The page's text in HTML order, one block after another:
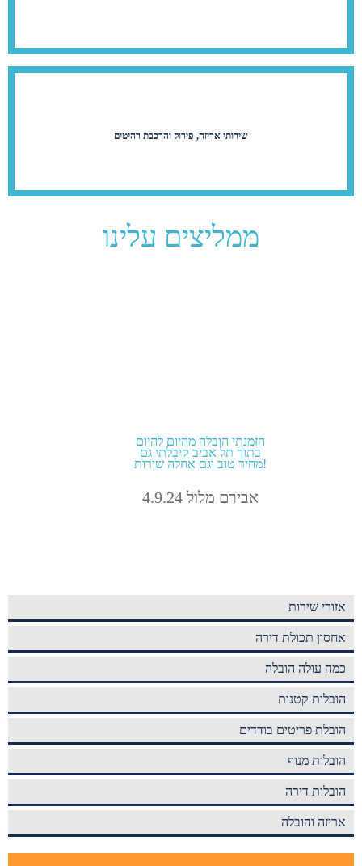
שירותי אריזה, פירוק והרכבת רהיטים
ממליצים עלינו
הזמנתי הובלה מהיום להיום
בתוך תל אביב קיבלתי גם
מחיר טוב וגם אחלה שירות!
אבירם מלול 4.9.24
אזורי שירות
אחסון תכולת דירה
כמה עולה הובלה
הובלות קטנות
הובלת פריטים בודדים
הובלות מנוף
הובלות דירה
אריזה והובלה